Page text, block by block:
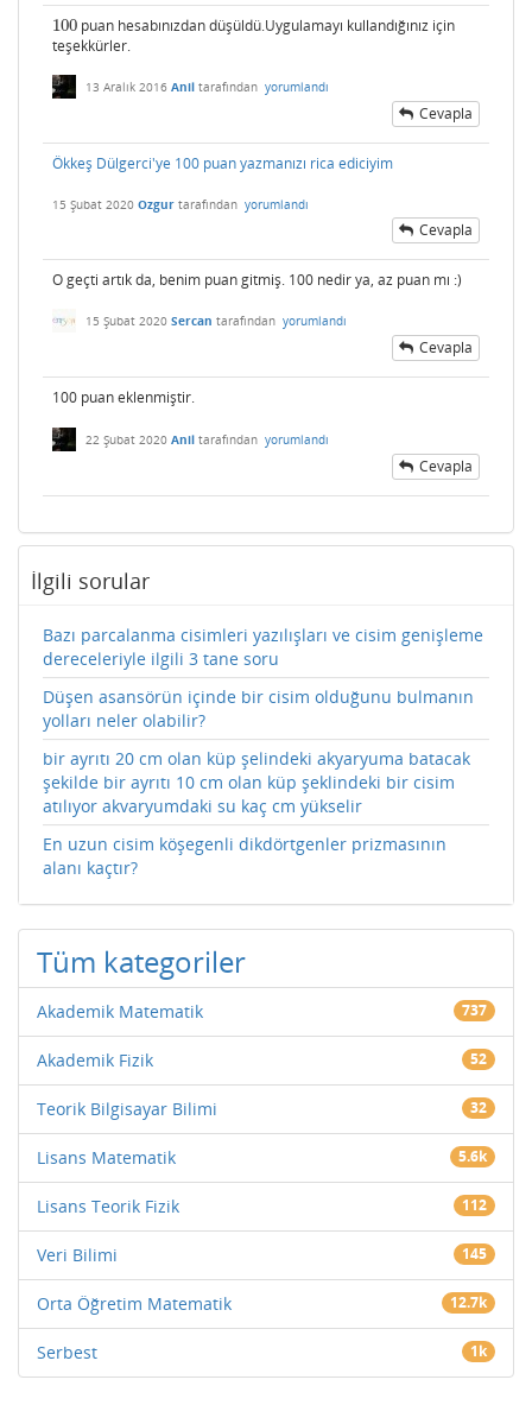
100
100 puan hesabınızdan düşüldü.Uygulamayı kullandığınız için
teşekkürler.
13 Aralık 2016 Anil tarafından yorumlandı
Cevapla
Ökkeş Dülgerci'ye 100 puan yazmanızı rica ediciyim
15 Şubat 2020 Ozgur tarafından yorumlandı
Cevapla
O geçti artık da, benim puan gitmiş. 100 nedir ya, az puan mı :)
15 Şubat 2020 Sercan tarafından yorumlandı
Cevapla
100 puan eklenmiştir.
22 Şubat 2020 Anil tarafından yorumlandı
Cevapla
İlgili sorular
Bazı parcalanma cisimleri yazılışları ve cisim genişleme
dereceleriyle ilgili 3 tane soru
Düşen asansörün içinde bir cisim olduğunu bulmanın
yolları neler olabilir?
bir ayrıtı 20 cm olan küp şelindeki akyaryuma batacak
şekilde bir ayrıtı 10 cm olan küp şeklindeki bir cisim
atılıyor akvaryumdaki su kaç cm yükselir
En uzun cisim köşegenli dikdörtgenler prizmasının
alanı kaçtır?
Tüm kategoriler
Akademik Matematik 737
Akademik Fizik 52
Teorik Bilgisayar Bilimi 32
Lisans Matematik 5.6k
Lisans Teorik Fizik 112
Veri Bilimi 145
Orta Öğretim Matematik 12.7k
Serbest 1k